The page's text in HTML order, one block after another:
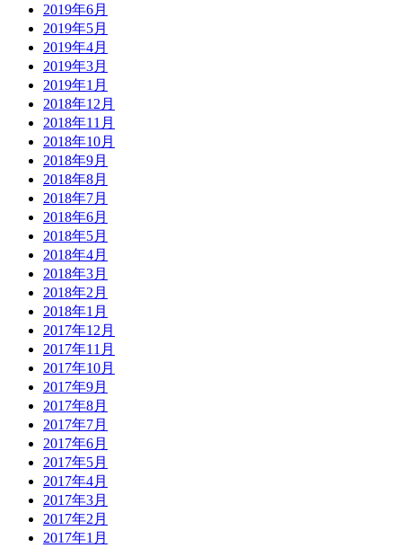
2019年6月
2019年5月
2019年4月
2019年3月
2019年1月
2018年12月
2018年11月
2018年10月
2018年9月
2018年8月
2018年7月
2018年6月
2018年5月
2018年4月
2018年3月
2018年2月
2018年1月
2017年12月
2017年11月
2017年10月
2017年9月
2017年8月
2017年7月
2017年6月
2017年5月
2017年4月
2017年3月
2017年2月
2017年1月